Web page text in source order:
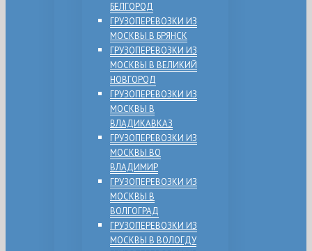
БЕЛГОРОД
ГРУЗОПЕРЕВОЗКИ ИЗ
МОСКВЫ В БРЯНСК
ГРУЗОПЕРЕВОЗКИ ИЗ
МОСКВЫ В ВЕЛИКИЙ
НОВГОРОД
ГРУЗОПЕРЕВОЗКИ ИЗ
МОСКВЫ В
ВЛАДИКАВКАЗ
ГРУЗОПЕРЕВОЗКИ ИЗ
МОСКВЫ ВО
ВЛАДИМИР
ГРУЗОПЕРЕВОЗКИ ИЗ
МОСКВЫ В
ВОЛГОГРАД
ГРУЗОПЕРЕВОЗКИ ИЗ
МОСКВЫ В ВОЛОГДУ